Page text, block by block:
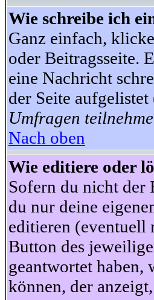
Wie schreibe ich
Ganz einfach,
oder Beitragsseite.
eine Nachricht
der Seite aufgelistet
Umfragen
Nach oben
Wie editiere oder
Sofern du nicht der
du nur deine
editieren (eventuell
Button des
geantwortet haben,
können, der